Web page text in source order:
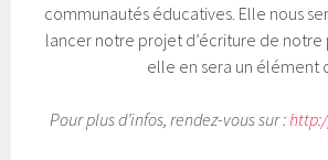
communautés éducatives. Elle nous
lancer notre projet d’écriture de notre
elle en sera un élément
Pour plus d’infos, rendez-vous sur :